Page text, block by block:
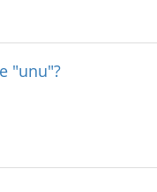
"unu"?